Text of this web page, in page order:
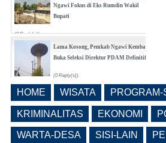
Ngawi Fokus di Eks Rumdin Wakil
Bupati
(0 Reply(s))
Lama Kosong, Pemkab Ngawi Kembali
Buka Seleksi Direktur PDAM Definitif
(0 Reply(s))
Ruang, Pelanggaran Berpotensi
Dikenai Denda dan Pembatasan
Fasilitas
HOME WISATA PROGRAM-
KRIMINALITAS EKONOMI
WARTA-DESA SISI-LAIN